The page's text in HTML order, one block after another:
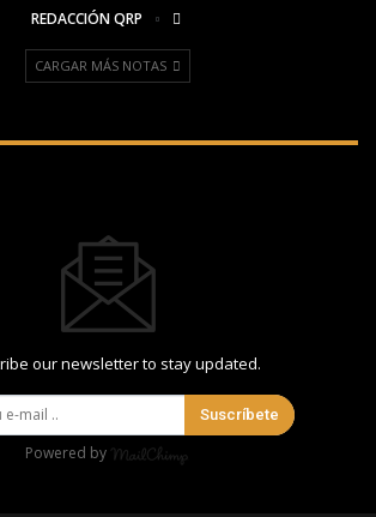
REDACCIÓN QRP
CARGAR MÁS NOTAS
our newsletter to stay updated.
Suscríbete
Powered by